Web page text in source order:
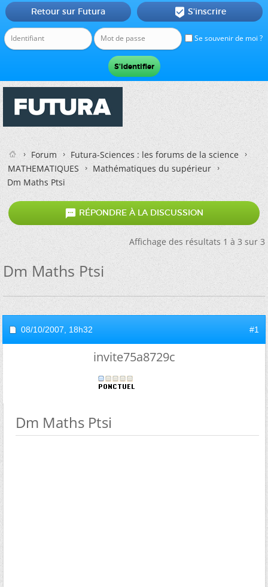
Se souvenir de moi ?
Retour sur Futura  S'inscrire
Forum
Futura-Sciences : les forums de la science
MATHEMATIQUES
Mathématiques du supérieur
Dm Maths Ptsi
 RÉPONDRE À LA DISCUSSION
Affichage des résultats 1 à 3 sur 3
Dm Maths Ptsi
08/10/2007, 18h32 #1
invite75a8729c
Dm Maths Ptsi